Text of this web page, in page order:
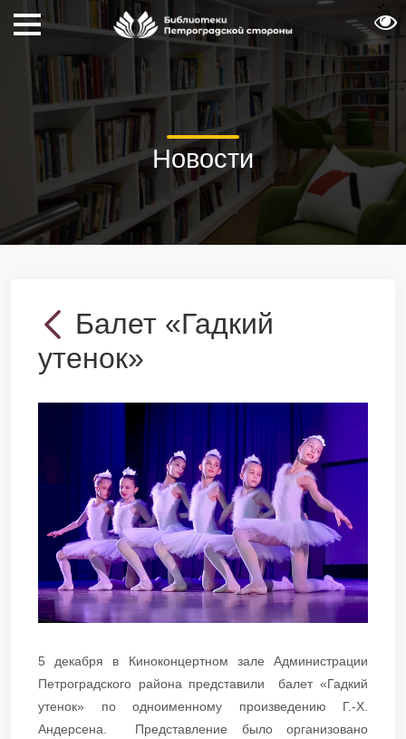
Новости
Балет «Гадкий
утенок»
5 декабря в Киноконцертном зале Администрации
Петроградского района представили балет «Гадкий
утенок» по одноименному произведению Г.-Х.
Андерсена. Представление было организовано